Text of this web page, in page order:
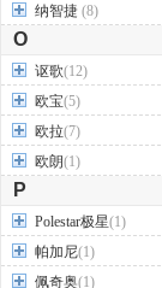
纳智捷 (8)
O
讴歌(12)
欧宝(5)
欧拉(7)
欧朗(1)
P
Polestar极星(1)
帕加尼(1)
佩奇奥(1)